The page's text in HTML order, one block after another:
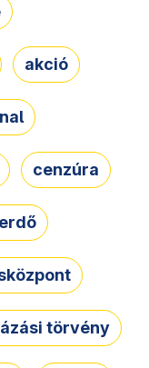
akció
cenzúra
törvény